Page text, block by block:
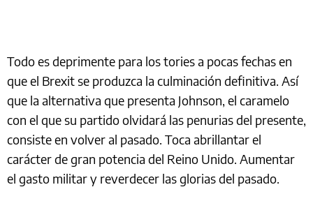
Todo es deprimente para los tories a pocas fechas en
que el Brexit se produzca la culminación definitiva. Así
que la alternativa que presenta Johnson, el caramelo
con el que su partido olvidará las penurias del presente,
consiste en volver al pasado. Toca abrillantar el
carácter de gran potencia del Reino Unido. Aumentar
el gasto militar y reverdecer las glorias del pasado.